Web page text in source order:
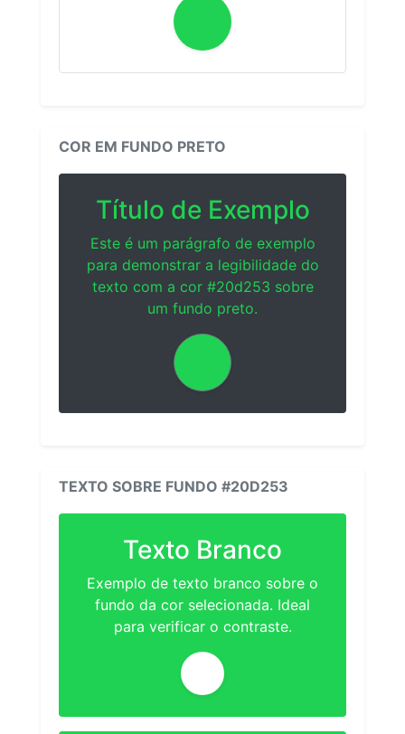
COR EM FUNDO PRETO
Título de Exemplo
Este é um parágrafo de exemplo
para demonstrar a legibilidade do
texto com a cor #20d253 sobre
um fundo preto.
TEXTO SOBRE FUNDO #20D253
Texto Branco
Exemplo de texto branco sobre o
fundo da cor selecionada. Ideal
para verificar o contraste.